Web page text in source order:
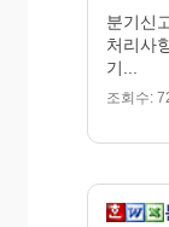
분기신
처리사
기...
조회수: